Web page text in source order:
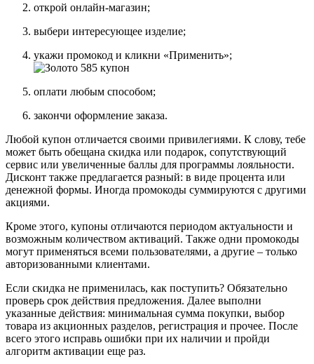
открой онлайн-магазин;
выбери интересующее изделие;
укажи промокод и кликни «Применить»;
оплати любым способом;
закончи оформление заказа.
Любой купон отличается своими привилегиями. К слову, тебе
может быть обещана скидка или подарок, сопутствующий
сервис или увеличенные баллы для программы лояльности.
Дисконт также предлагается разный: в виде процента или
денежной формы. Иногда промокоды суммируются с другими
акциями.
Кроме этого, купоны отличаются периодом актуальности и
возможным количеством активаций. Также одни промокоды
могут применяться всеми пользователями, а другие – только
авторизованными клиентами.
Если скидка не применилась, как поступить? Обязательно
проверь срок действия предложения. Далее выполни
указанные действия: минимальная сумма покупки, выбор
товара из акционных разделов, регистрация и прочее. После
всего этого исправь ошибки при их наличии и пройди
алгоритм активации еще раз.